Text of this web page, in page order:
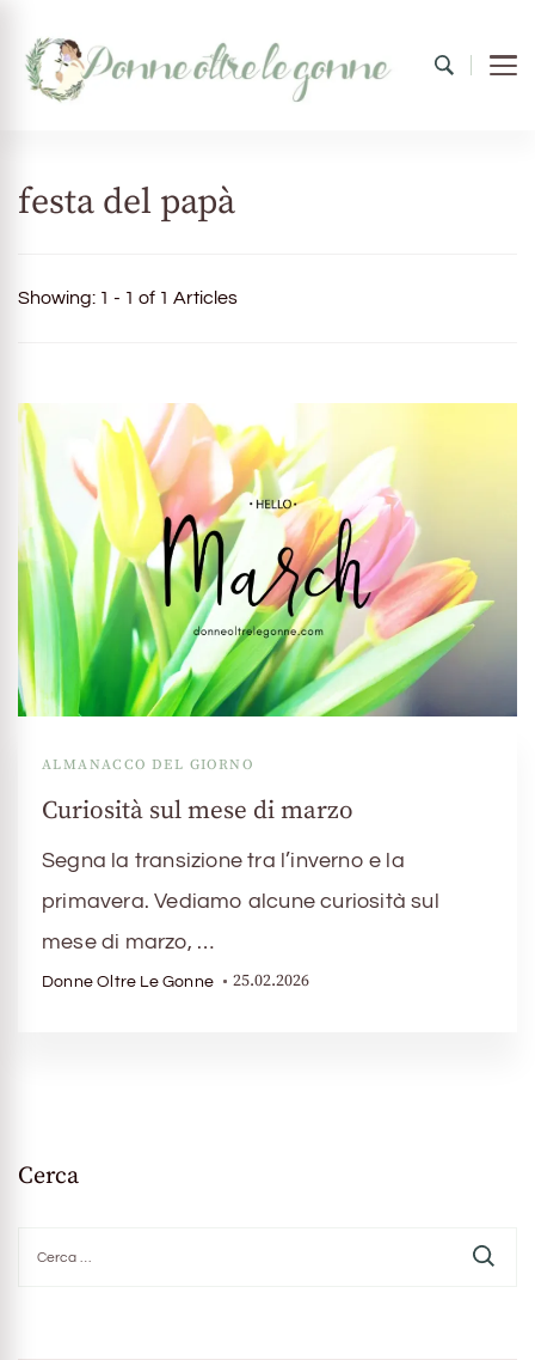
festa del papà
Showing: 1 - 1 of 1 Articles
ALMANACCO DEL GIORNO
Curiosità sul mese di marzo
Segna la transizione tra l’inverno e la
primavera. Vediamo alcune curiosità sul
mese di marzo, …
Donne Oltre Le Gonne 25.02.2026
Cerca
per: